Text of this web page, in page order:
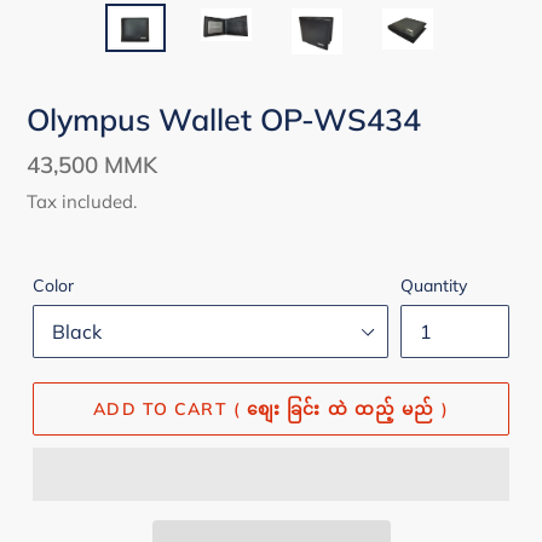
Olympus Wallet OP-WS434
Regular
price
43,500 MMK
Tax included.
Color Quantity
ADD TO CART ( စျေး ခြင်း ထဲ ထည့် မည် )